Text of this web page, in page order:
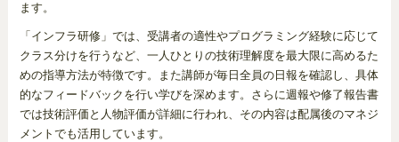
ます。
「インフラ研修」では、受講者の適性やプログラミング経験に応じて
クラス分けを行うなど、一人ひとりの技術理解度を最大限に高めるた
めの指導方法が特徴です。また講師が毎日全員の日報を確認し、具体
的なフィードバックを行い学びを深めます。さらに週報や修了報告書
では技術評価と人物評価が詳細に行われ、その内容は配属後のマネジ
メントでも活用しています。